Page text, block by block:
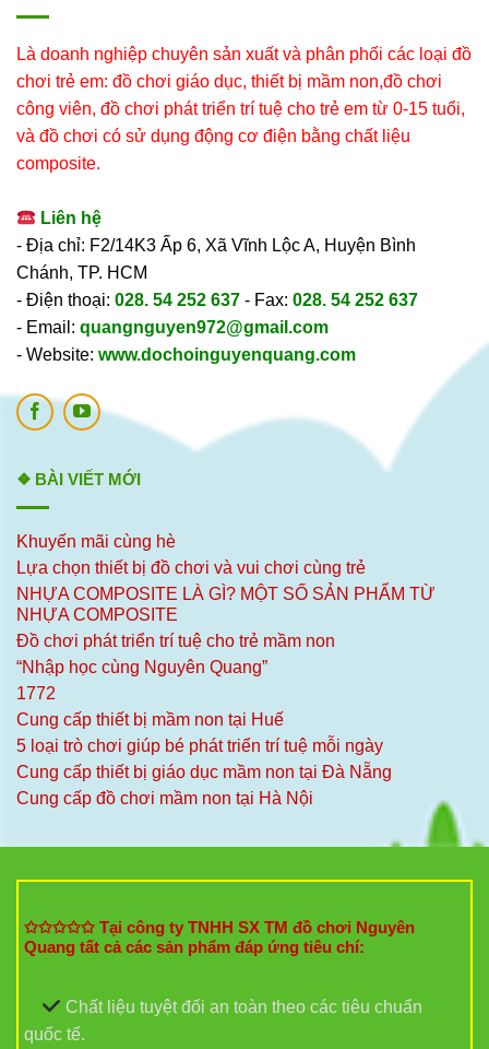
Là doanh nghiệp chuyên sản xuất và phân phối các loại đồ
chơi trẻ em: đồ chơi giáo dục, thiết bị mầm non,đồ chơi
công viên, đồ chơi phát triển trí tuệ cho trẻ em từ 0-15 tuổi,
và đồ chơi có sử dụng động cơ điện bằng chất liệu
composite.
Liên hệ
- Địa chỉ: F2/14K3 Ấp 6, Xã Vĩnh Lộc A, Huyện Bình
Chánh, TP. HCM
- Điện thoại: 028. 54 252 637 - Fax: 028. 54 252 637
- Email: quangnguyen972@gmail.com
- Website: www.dochoinguyenquang.com
❖ BÀI VIẾT MỚI
Khuyến mãi cùng hè
Lựa chọn thiết bị đồ chơi và vui chơi cùng trẻ
NHỰA COMPOSITE LÀ GÌ? MỘT SỐ SẢN PHẨM TỪ
NHỰA COMPOSITE
Đồ chơi phát triển trí tuệ cho trẻ mầm non
“Nhập học cùng Nguyên Quang”
1772
Cung cấp thiết bị mầm non tại Huế
5 loại trò chơi giúp bé phát triển trí tuệ mỗi ngày
Cung cấp thiết bị giáo dục mầm non tại Đà Nẵng
Cung cấp đồ chơi mầm non tại Hà Nội
✩✩✩✩✩ Tại công ty TNHH SX TM đồ chơi Nguyên
Quang tất cả các sản phẩm đáp ứng tiêu chí:
Chất liệu tuyệt đối an toàn theo các tiêu chuẩn
quốc tế.